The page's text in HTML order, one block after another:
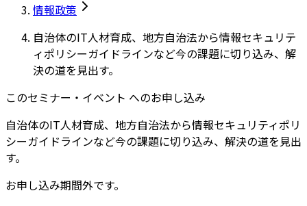
情報政策
自治体のIT人材育成、地方自治法から情報セキュリテ
ィポリシーガイドラインなど今の課題に切り込み、解
決の道を見出す。
このセミナー・イベント へのお申し込み
自治体のIT人材育成、地方自治法から情報セキュリティポリ
シーガイドラインなど今の課題に切り込み、解決の道を見出
す。
お申し込み期間外です。